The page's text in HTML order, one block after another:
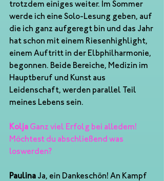
trotzdem einiges weiter. Im Sommer
werde ich eine Solo-Lesung geben, auf
die ich ganz aufgeregt bin und das Jahr
hat schon mit einem Riesenhighlight,
einem Auftritt in der Elbphilharmonie,
begonnen. Beide Bereiche, Medizin im
Hauptberuf und Kunst aus
Leidenschaft, werden parallel Teil
meines Lebens sein.
Kolja Ganz viel Erfolg bei alledem!
Möchtest du abschließend was
loswerden?
Paulina Ja, ein Dankeschön! An Kampf